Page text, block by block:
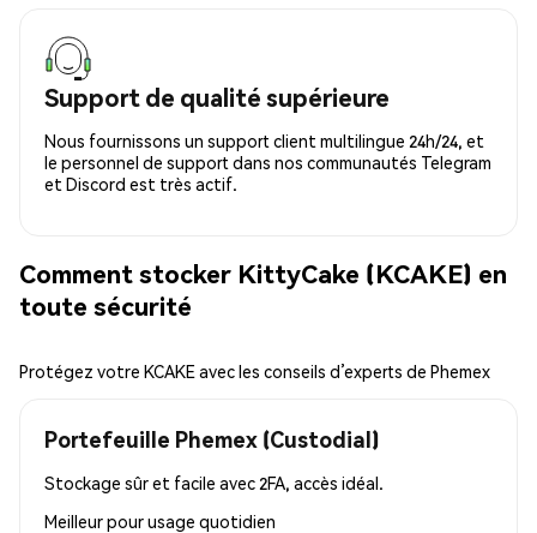
Support de qualité supérieure
Nous fournissons un support client multilingue 24h/24, et
le personnel de support dans nos communautés Telegram
et Discord est très actif.
Comment stocker KittyCake (KCAKE) en
toute sécurité
Protégez votre KCAKE avec les conseils d’experts de Phemex
Portefeuille Phemex (Custodial)
Stockage sûr et facile avec 2FA, accès idéal.
Meilleur pourusage quotidien